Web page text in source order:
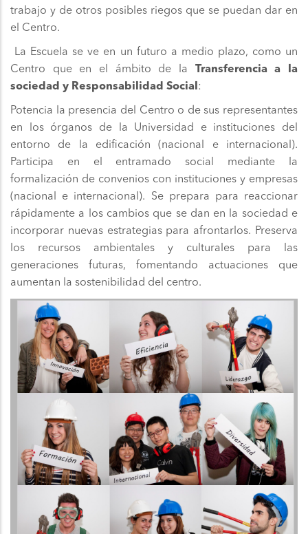
trabajo y de otros posibles riegos que se puedan dar en
el Centro.
La Escuela se ve en un futuro a medio plazo, como un
Centro que en el ámbito de la Transferencia a la
sociedad y Responsabilidad Social :
Potencia la presencia del Centro o de sus representantes
en los órganos de la Universidad e instituciones del
entorno de la edificación (nacional e internacional).
Participa en el entramado social mediante la
formalización de convenios con instituciones y empresas
(nacional e internacional). Se prepara para reaccionar
rápidamente a los cambios que se dan en la sociedad e
incorporar nuevas estrategias para afrontarlos. Preserva
los recursos ambientales y culturales para las
generaciones futuras, fomentando actuaciones que
aumentan la sostenibilidad del centro.